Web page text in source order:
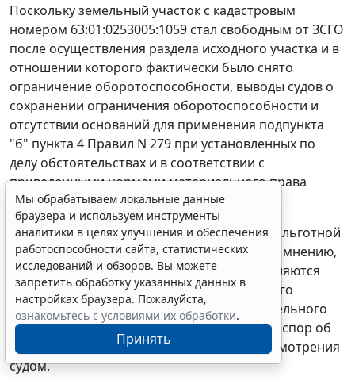
Поскольку земельный участок с кадастровым
номером 63:01:0253005:1059 стал свободным от ЗСГО
после осуществления раздела исходного участка и в
отношении которого фактически было снято
ограничение оборотоспособности, выводы судов о
сохранении ограничения оборотоспособности и
отсутствии оснований для применения подпункта
"б" пункта 4 Правил N 279 при установленных по
делу обстоятельствах и в соответствии с
приведенными нормами материального права
нельзя признать обоснованными.
Более того, выводы судов о неприменении льготной
цены при продаже спорного участка, по их мнению,
сохраняющего ограничение в обороте, являются
противоречивыми, поскольку признание его
таковым в соответствии со статьей 27 Земельного
кодекса препятствовало бы его продаже, и спор об
условиях выкупа был невозможен для рассмотрения
судом.
Мы обрабатываем локальные данные
браузера и используем инструменты
аналитики в целях улучшения и обеспечения
работоспособности сайта, статистических
исследований и обзоров. Вы можете
запретить обработку указанных данных в
настройках браузера. Пожалуйста,
ознакомьтесь с условиями их обработки.
Принять